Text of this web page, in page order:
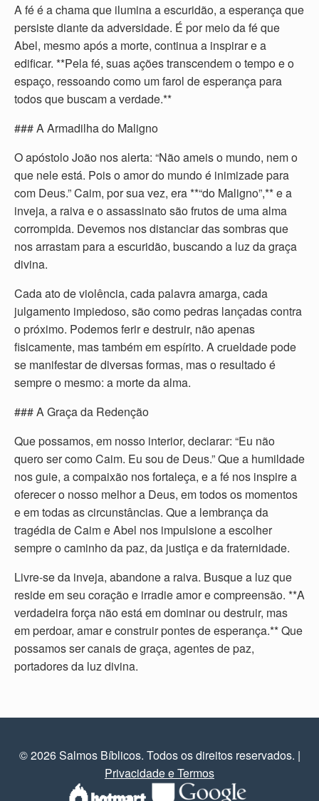
A fé é a chama que ilumina a escuridão, a esperança que
persiste diante da adversidade. É por meio da fé que
Abel, mesmo após a morte, continua a inspirar e a
edificar. **Pela fé, suas ações transcendem o tempo e o
espaço, ressoando como um farol de esperança para
todos que buscam a verdade.**
### A Armadilha do Maligno
O apóstolo João nos alerta: “Não ameis o mundo, nem o
que nele está. Pois o amor do mundo é inimizade para
com Deus.” Caim, por sua vez, era **“do Maligno”,** e a
inveja, a raiva e o assassinato são frutos de uma alma
corrompida. Devemos nos distanciar das sombras que
nos arrastam para a escuridão, buscando a luz da graça
divina.
Cada ato de violência, cada palavra amarga, cada
julgamento impiedoso, são como pedras lançadas contra
o próximo. Podemos ferir e destruir, não apenas
fisicamente, mas também em espírito. A crueldade pode
se manifestar de diversas formas, mas o resultado é
sempre o mesmo: a morte da alma.
### A Graça da Redenção
Que possamos, em nosso interior, declarar: “Eu não
quero ser como Caim. Eu sou de Deus.” Que a humildade
nos guie, a compaixão nos fortaleça, e a fé nos inspire a
oferecer o nosso melhor a Deus, em todos os momentos
e em todas as circunstâncias. Que a lembrança da
tragédia de Caim e Abel nos impulsione a escolher
sempre o caminho da paz, da justiça e da fraternidade.
Livre-se da inveja, abandone a raiva. Busque a luz que
reside em seu coração e irradie amor e compreensão. **A
verdadeira força não está em dominar ou destruir, mas
em perdoar, amar e construir pontes de esperança.** Que
possamos ser canais de graça, agentes de paz,
portadores da luz divina.
© 2026 Salmos Bíblicos. Todos os direitos reservados. |
Privacidade e Termos